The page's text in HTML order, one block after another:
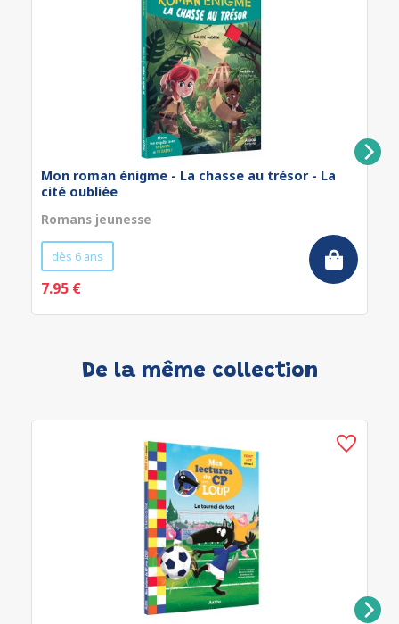
Mon roman énigme - La chasse au trésor - La
cité oubliée
Romans jeunesse
dès 6 ans
7.95 €
De la même collection